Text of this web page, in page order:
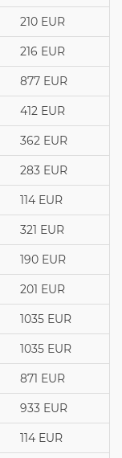
210 EUR
216 EUR
877 EUR
412 EUR
362 EUR
283 EUR
114 EUR
321 EUR
190 EUR
201 EUR
1035 EUR
1035 EUR
871 EUR
933 EUR
114 EUR